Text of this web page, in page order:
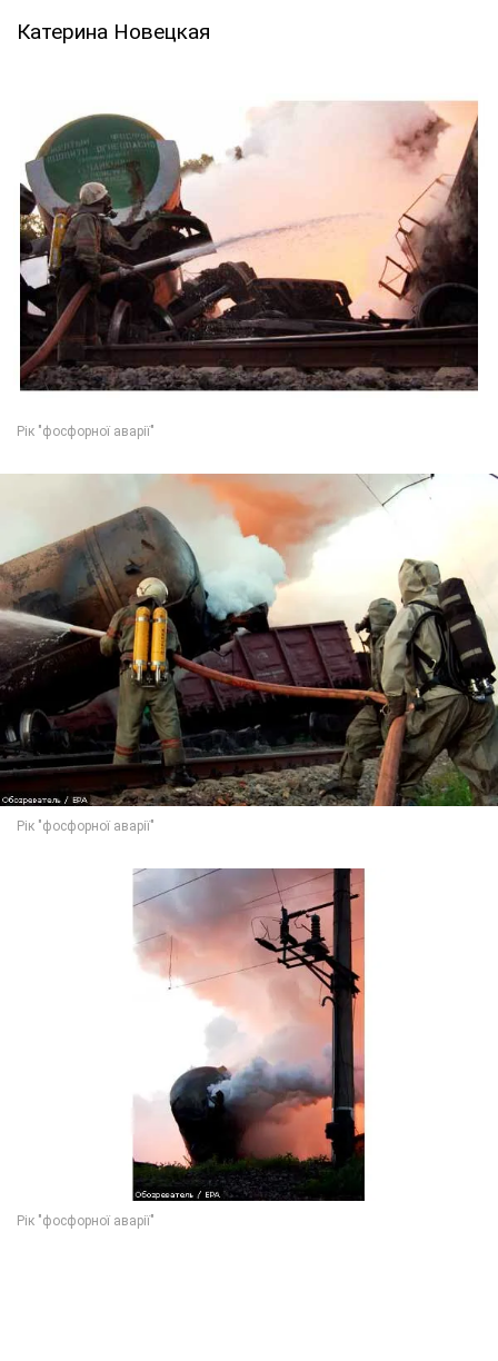
Катерина Новецкая